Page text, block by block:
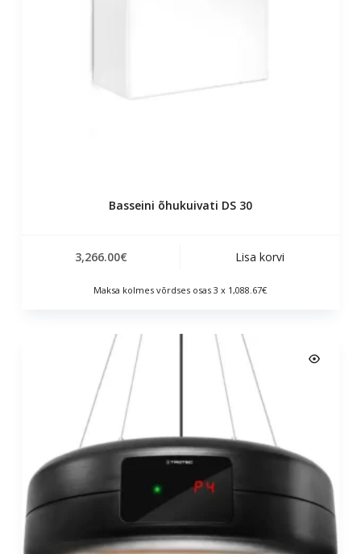
Basseini õhukuivati ​​DS 30
3,266.00€ Lisa korvi
Maksa kolmes võrdses osas 3 x 1,088.67€